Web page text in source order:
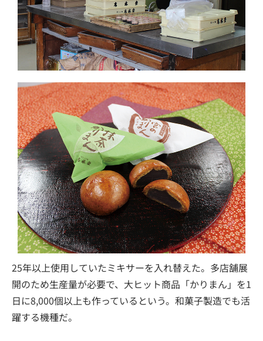
25年以上使用していたミキサーを入れ替えた。多店舗展
開のため生産量が必要で、大ヒット商品「かりまん」を1
日に8,000個以上も作っているという。和菓子製造でも活
躍する機種だ。